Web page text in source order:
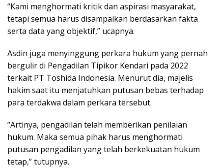
“Kami menghormati kritik dan aspirasi masyarakat,
tetapi semua harus disampaikan berdasarkan fakta
serta data yang objektif,” ucapnya.
Asdin juga menyinggung perkara hukum yang pernah
bergulir di Pengadilan Tipikor Kendari pada 2022
terkait PT Toshida Indonesia. Menurut dia, majelis
hakim saat itu menjatuhkan putusan bebas terhadap
para terdakwa dalam perkara tersebut.
“Artinya, pengadilan telah memberikan penilaian
hukum. Maka semua pihak harus menghormati
putusan pengadilan yang telah berkekuatan hukum
tetap,” tutupnya.